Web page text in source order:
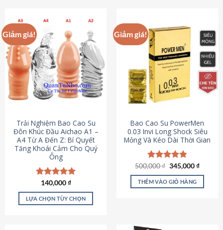
Giảm giá!
Trải Nghiệm Bao Cao Su
Đôn Khúc Đầu Aichao A1 –
A4 Từ A Đến Z: Bí Quyết
Tăng Khoái Cảm Cho Quý
Ông
Được xếp
hạng4.88
5 sao
140,000₫
LỰA CHỌN TÙY CHỌN
Giảm giá!
Bao Cao Su PowerMen
0.03 Invi Long Shock Siêu
Mỏng Và Kéo Dài Thời Gian
Được xếp
hạng4.85
5 sao
500,000₫ Giá
là:
500,000 ₫.
345,000₫Giá
tại
THÊM VÀO GIỎ HÀNG